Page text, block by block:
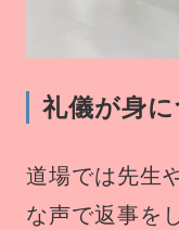
礼儀が身に
道場では先生
な声で返事を